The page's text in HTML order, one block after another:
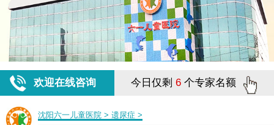
欢迎在线咨询 今日仅剩 6 个专家名额
沈阳六一儿童医院> 遗尿症 >